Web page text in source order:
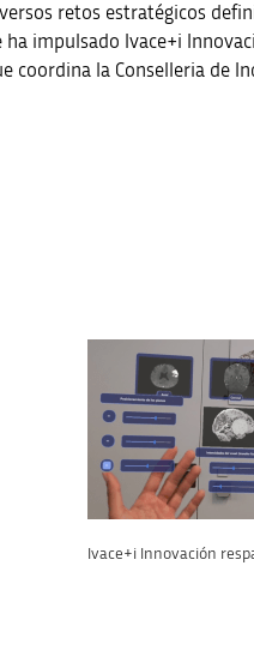
retos estratégicos
impulsado Ivace+i
coordina la Conselleria de
Ivace+i Innovación